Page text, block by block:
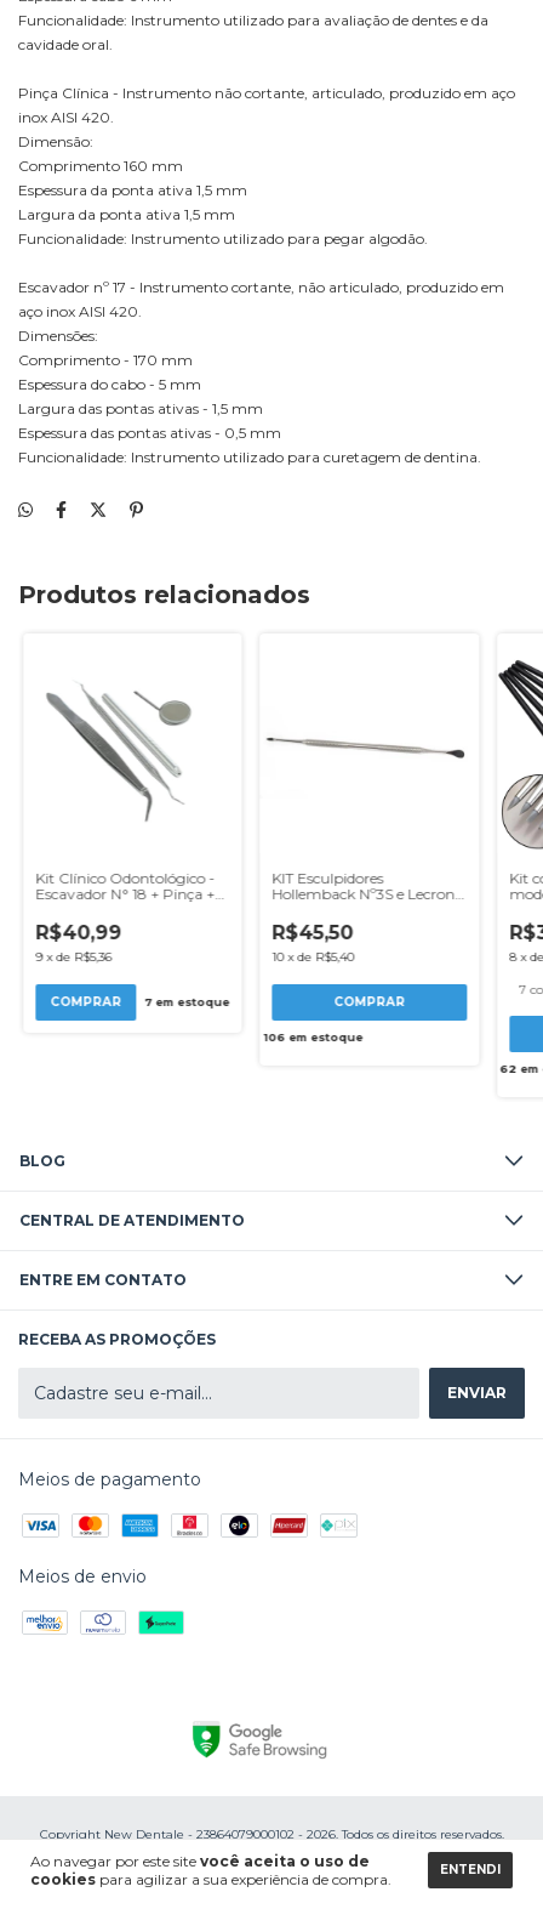
Ao navegar por este site você aceita o uso de
cookies para agilizar a sua experiência de compra.
ENTENDI
Funcionalidade: Instrumento utilizado para avaliação de dentes e da
cavidade oral.
Pinça Clínica - Instrumento não cortante, articulado, produzido em aço
inox AISI 420.
Dimensão:
Comprimento 160 mm
Espessura da ponta ativa 1,5 mm
Largura da ponta ativa 1,5 mm
Funcionalidade: Instrumento utilizado para pegar algodão.
Escavador nº 17 - Instrumento cortante, não articulado, produzido em
aço inox AISI 420.
Dimensões:
Comprimento - 170 mm
Espessura do cabo - 5 mm
Largura das pontas ativas - 1,5 mm
Espessura das pontas ativas - 0,5 mm
Funcionalidade: Instrumento utilizado para curetagem de dentina.
Produtos relacionados
Kit Clínico Odontológico -
Escavador N° 18 + Pinça +
R$40,99
9 xde R$5,36
7em estoque
KIT Esculpidores
Hollemback Nº3S e Lecron
R$45,50
10 xde R$5,40
106 em estoque
Kit
de
8 x
7
62 em
BLOG
CENTRAL DE ATENDIMENTO
ENTRE EM CONTATO
RECEBA AS PROMOÇÕES
Meios de pagamento
Meios de envio
Copyright New Dentale - 23864079000102 - 2026. Todos os direitos reservados.